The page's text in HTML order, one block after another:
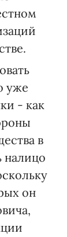
уже
- как
в
налицо
он